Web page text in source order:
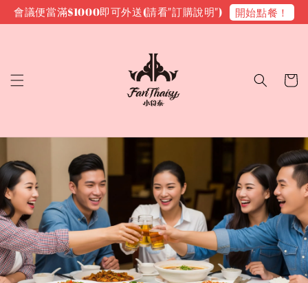
會議便當滿$1000即可外送(請看"訂購說明") 開始點餐！